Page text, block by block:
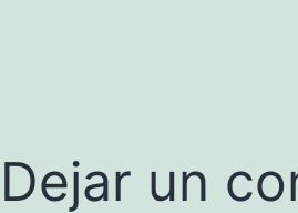
Dejar un